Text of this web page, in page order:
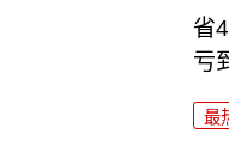
省
亏
最